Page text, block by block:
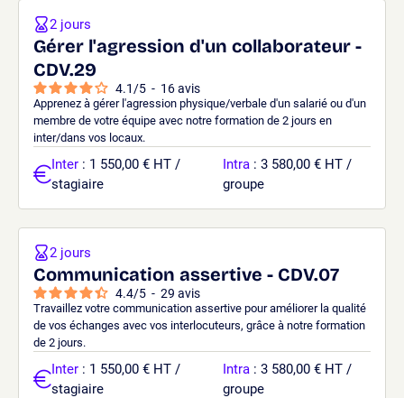
Gérer l'agression d'un collaborateur -
CDV.29
4.1 /5 - 16avis
Apprenez à gérer l'agression physique/verbale d'un salarié ou d'un
membre de votre équipe avec notre formation de 2 jours en
inter/dans vos locaux.
2 jours
Inter : 1 550,00 € HT /
stagiaire
Intra : 3 580,00 € HT /
groupe
Communication assertive - CDV.07
4.4/5 - 29 avis
Travaillez votre communication assertive pour améliorer la qualité
de vos échanges avec vos interlocuteurs, grâce à notre formation
de 2 jours.
2 jours
Inter : 1 550,00 € HT /
stagiaire
Intra : 3 580,00 € HT /
groupe